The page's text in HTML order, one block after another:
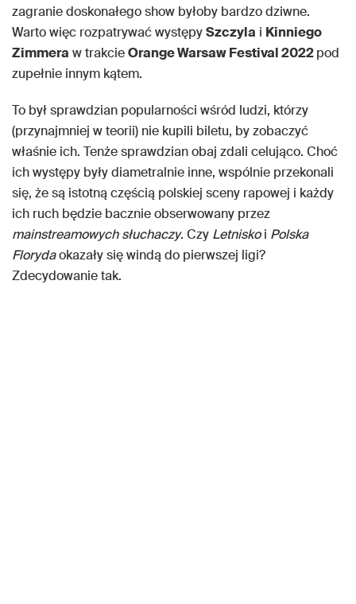
zagranie doskonałego show byłoby bardzo dziwne.
Warto więc rozpatrywać występySzczyla i Kinniego
Zimmera w trakcieOrange Warsaw Festival 2022pod
zupełnie innym kątem.
To był sprawdzian popularności wśród ludzi, którzy
(przynajmniej w teorii) nie kupili biletu, by zobaczyć
właśnie ich. Tenże sprawdzian obaj zdali celująco. Choć
ich występy były diametralnie inne, wspólnie przekonali
się, że są istotną częścią polskiej sceny rapowej i każdy
ich ruch będzie bacznie obserwowany przez
mainstreamowych słuchaczy. Czy Letniskoi Polska
Florydaokazały się windą do pierwszej ligi?
Zdecydowanie tak.